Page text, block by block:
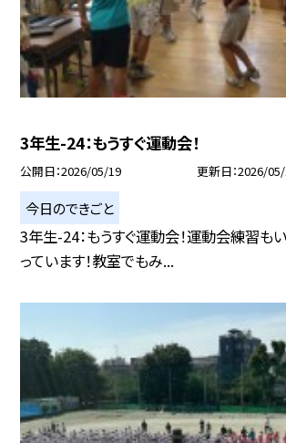
3年生-24：もうすぐ運動会！
公開日 2026/05/19 更新日 2026/
今日のできごと
3年生-24：もうすぐ運動会！運動会練習も
っています！教室でもみ...